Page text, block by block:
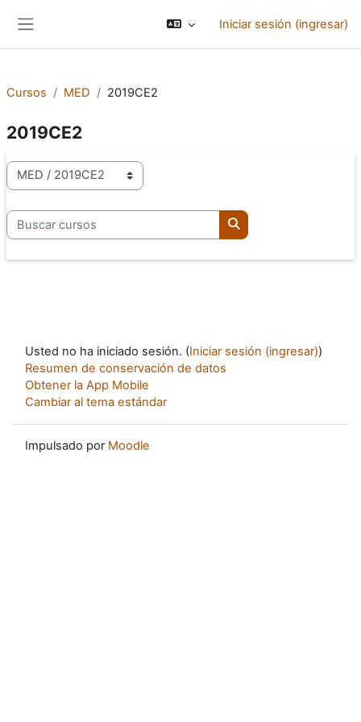
Iniciar sesión (ingresar)
Cursos MED 2019CE2
2019CE2
Categorías
Buscar cursos
Buscar cursos
Usted no ha iniciado sesión. (Iniciar sesión (ingresar))
Resumen de conservación de datos
Obtener la App Mobile
Cambiar al tema estándar
Impulsado por Moodle